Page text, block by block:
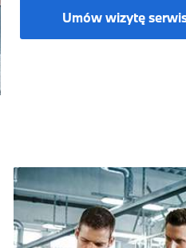
Umów wizytę